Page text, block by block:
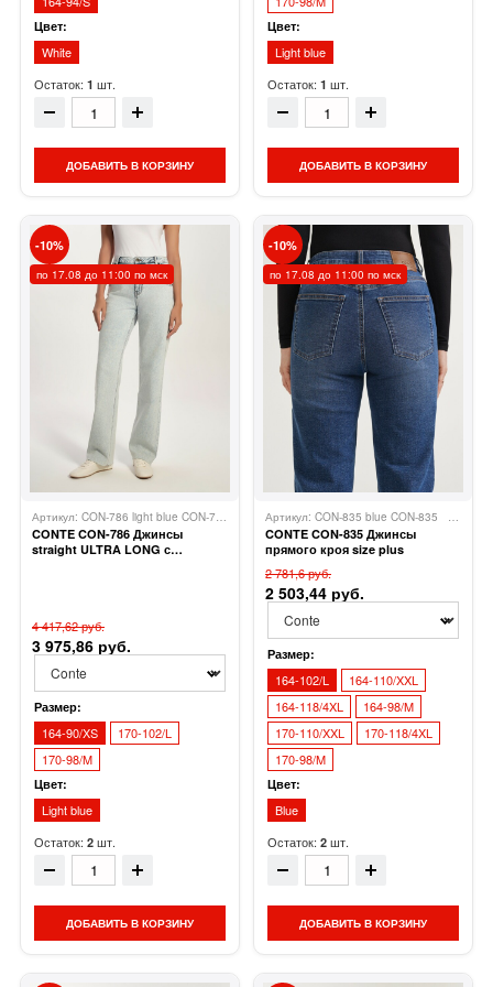
Цвет:
White
Остаток: 1 шт.
ДОБАВИТЬ В КОРЗИНУ
Цвет:
Light blue
Остаток: 1 шт.
ДОБАВИТЬ В КОРЗИНУ
10
по 17.08 до 11:00 по мск
CONTE CON-786 Джинсы
straight ULTRA LONG с
Артикул: CON-786 light blue CON-786 CONTE ELEGANT
4 417,62 руб.
3 975,86 руб.
Размер:
164-90/XS
170-102/L
170-98/M
Цвет:
Light blue
Остаток: 2 шт.
ДОБАВИТЬ В КОРЗИНУ
10
по 17.08 до 11:00 по мск
CONTE CON-835 Джинсы
прямого кроя size plus
Артикул: CON-835 blue CON-835
CONTE
2 781,6 руб.
2 503,44 руб.
Размер:
164-102/L
164-110/XXL
164-118/4XL
164-98/M
170-110/XXL
170-118/4XL
170-98/M
Цвет:
Blue
Остаток: 2 шт.
ДОБАВИТЬ В КОРЗИНУ